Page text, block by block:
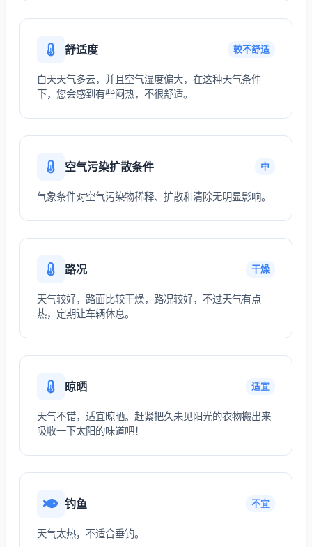
舒适度 较不舒适
白天天气多云，并且空气湿度偏大，在这种天气条件
下，您会感到有些闷热，不很舒适。
空气污染扩散条件 中
气象条件对空气污染物稀释、扩散和清除无明显影响。
路况 干燥
天气较好，路面比较干燥，路况较好，不过天气有点
热，定期让车辆休息。
晾晒 适宜
天气不错，适宜晾晒。赶紧把久未见阳光的衣物搬出来
吸收一下太阳的味道吧！
钓鱼 不宜
天气太热，不适合垂钓。